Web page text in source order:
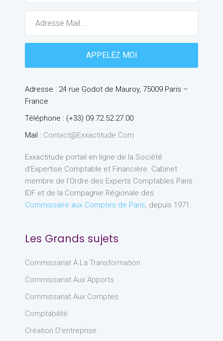
Adresse : 24 rue Godot de Mauroy, 75009 Paris –
France
Téléphone : (+33) 09.72.52.27.00
Mail : Contact@exxactitude.com
Exxactitude portail en ligne de la Société
d’Expertise Comptable et Financière. Cabinet
membre de l’Ordre des Experts Comptables Paris
IDF et de la Compagnie Régionale des
Commissaire aux Comptes de Paris, depuis 1971.
Les Grands sujets
Commissariat À La Transformation
Commissariat Aux Apports
Commissariat Aux Comptes
Comptabilité
Création D'entreprise